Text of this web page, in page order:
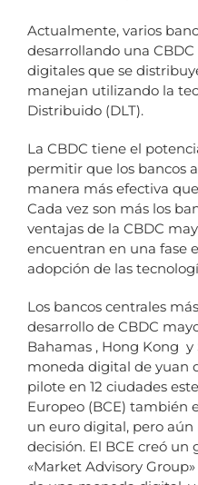
Actualmente, varios
desarrollando una
digitales que se
manejan utilizando la
Distribuido (DLT).
La CBDC tiene el
permitir que los bancos
manera más efectiva
Cada vez son más los
ventajas de la CBDC
encuentran en una fase
adopción de las
Los bancos centrales
desarrollo de CBDC
Bahamas , Hong Kong
moneda digital de yuan
pilote en 12 ciudades
Europeo (BCE) también
un euro digital, pero
decisión. El BCE creó un
«Market Advisory